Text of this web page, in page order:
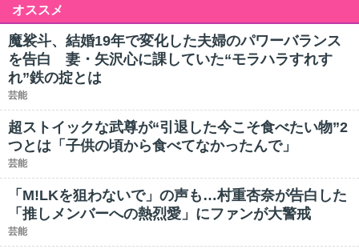
オススメ
魔裟斗、結婚19年で変化した夫婦のパワーバランス
を告白 妻・矢沢心に課していた“モラハラすれす
れ”鉄の掟とは
芸能
超ストイックな武尊が“引退した今こそ食べたい物”2
つとは「子供の頃から食べてなかったんで」
芸能
「M!LKを狙わないで」の声も…村重杏奈が告白した
「推しメンバーへの熱烈愛」にファンが大警戒
芸能